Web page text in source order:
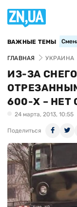
ВАЖНЫЕ ТЕМЫ
ГЛАВНАЯ УКРАИНА
ИЗ-ЗА
600-Х – НЕТ
24 марта, 2013, 10:55
Поделиться